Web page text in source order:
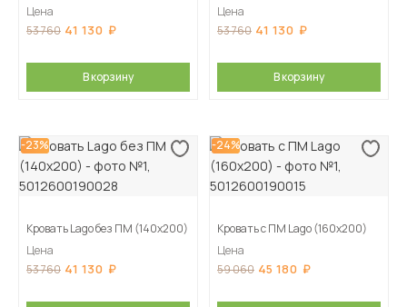
Цена
53 760 41 130
В корзину
Цена
53 760 41 130
В корзину
-23%
Кровать Lago без ПМ (140х200)
Цена
53 760 41 130
-24%
Кровать с ПМ Lago (160х200)
Цена
59 060 45 180